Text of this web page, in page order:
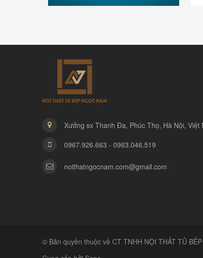
Xưởng sx Thanh Đa, Phúc Thọ, Hà Nội, Việt
0967.926.663 - 0963.046.519
noithatngocnam.com@gmail.com
© Bản quyền thuộc về CT TNHH NỘI THẤT TỦ